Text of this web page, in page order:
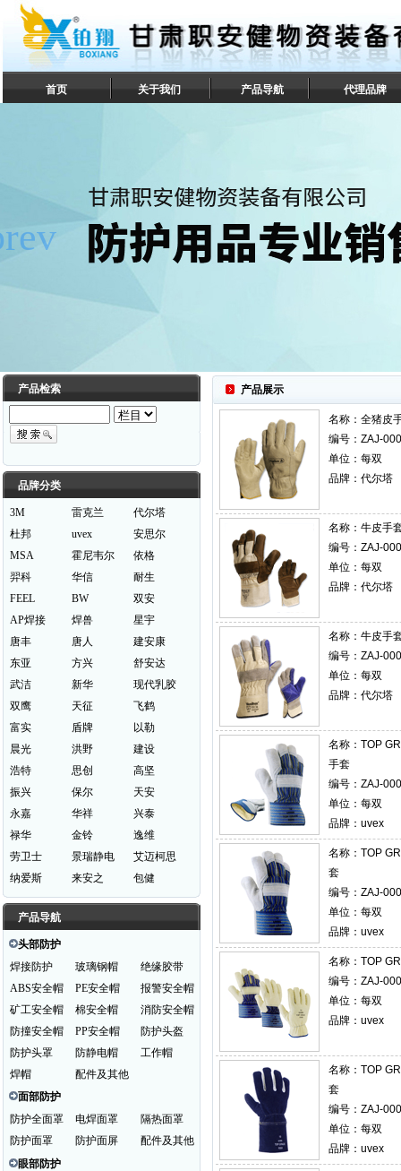
首页 关于我们 产品导航 代理品牌
产品检索
品牌分类
3M 雷克兰
代尔塔
杜邦
uvex
安思尔
MSA
霍尼韦尔
依格
羿科
华信
耐生
FEEL
BW
双安
AP焊接
焊兽
星宇
唐丰
唐人
建安康
东亚
方兴
舒安达
武洁
新华
现代乳胶
双鹰
天征
飞鹤
富实
盾牌
以勒
晨光
洪野
建设
浩特
思创
高坚
振兴
保尔
天安
永嘉
华祥
兴泰
禄华
金铃
逸维
劳卫士
景瑞静电
艾迈柯思
纳爱斯
来安之 包健
产品导航
头部防护
焊接防护
玻璃钢帽
绝缘胶带
ABS安全帽
PE安全帽
报警安全帽
矿工安全帽
棉安全帽
消防安全帽
防撞安全帽
PP安全帽
防护头盔
防护头罩
防静电帽
工作帽
焊帽
配件及其他
面部防护
防护全面罩
电焊面罩
隔热面罩
防护面罩
防护面屏
配件及其他
眼部防护
产品展示
名称： 全猪皮
编号：ZAJ-
单位：每双
品牌：代尔塔
名称： 牛皮手
编号：ZAJ-
单位：每双
品牌：代尔塔
名称： 牛皮手
编号：ZAJ-
单位：每双
品牌：代尔塔
名称： TOP
手套
编号：ZAJ-
单位：每双
品牌：uvex
名称： TOP
套
编号：ZAJ-
单位：每双
品牌：uvex
名称： TOP
编号：ZAJ-
单位：每双
品牌：uvex
名称： TOP
套
编号：ZAJ-
单位：每双
品牌：uvex